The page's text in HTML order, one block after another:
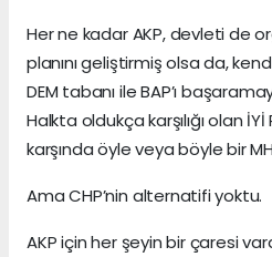
Her ne kadar AKP, devleti de
planını geliştirmiş olsa da,
DEM tabanı ile BAP’ı
Halkta oldukça karşılığı olan
karşında öyle veya böyle bir
Ama CHP’nin alternatifi yoktu.
AKP için her şeyin bir çaresi